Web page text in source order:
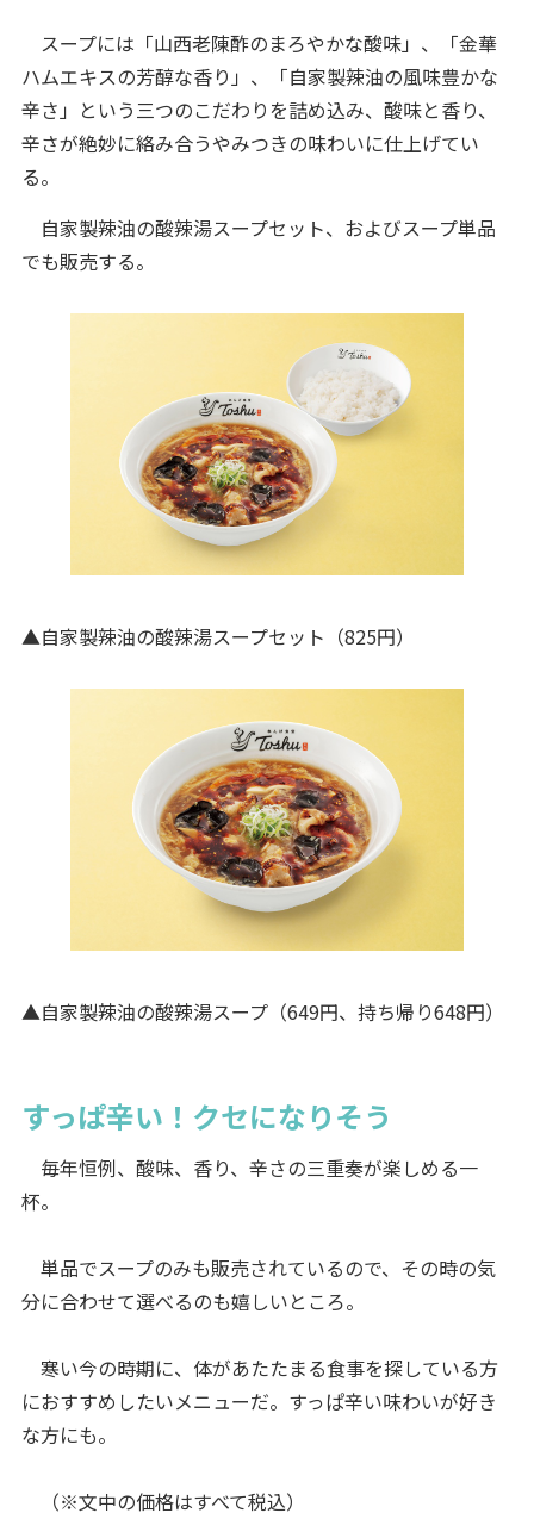
スープには「山西老陳酢のまろやかな酸味」、「金華
ハムエキスの芳醇な香り」、「自家製辣油の風味豊かな
辛さ」という三つのこだわりを詰め込み、酸味と香り、
辛さが絶妙に絡み合うやみつきの味わいに仕上げてい
る。
自家製辣油の酸辣湯スープセット、およびスープ単品
でも販売する。
▲自家製辣油の酸辣湯スープセット（825円）
▲自家製辣油の酸辣湯スープ（649円、持ち帰り648円）
すっぱ辛い！クセになりそう
毎年恒例、酸味、香り、辛さの三重奏が楽しめる一
杯。
単品でスープのみも販売されているので、その時の気
分に合わせて選べるのも嬉しいところ。
寒い今の時期に、体があたたまる食事を探している方
におすすめしたいメニューだ。すっぱ辛い味わいが好き
な方にも。
（※文中の価格はすべて税込）